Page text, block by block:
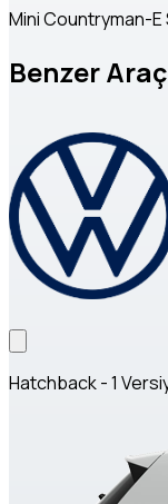
Mini Countryman-E
Benzer
Hatchback - 1